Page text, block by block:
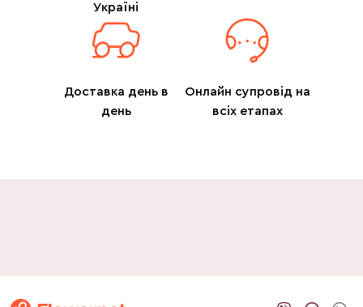
Україні
Доставка день в
день
Онлайн супровід на
всіх етапах